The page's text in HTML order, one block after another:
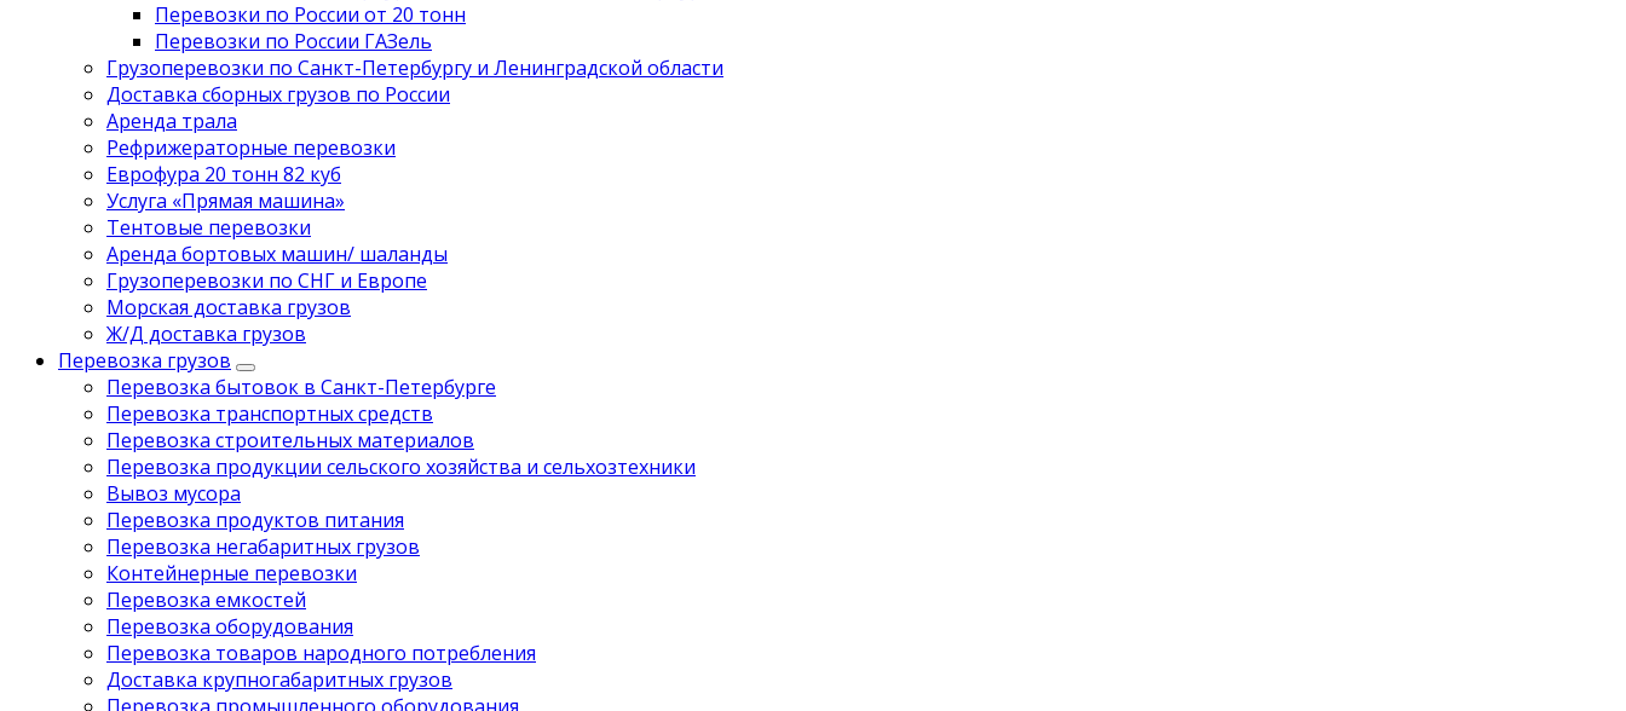
Перевозки по России от 20 тонн
Перевозки по России ГАЗель
Грузоперевозки по Санкт-Петербургу и Ленинградской области
Доставка сборных грузов по России
Аренда трала
Рефрижераторные перевозки
Еврофура 20 тонн 82 куб
Услуга «Прямая машина»
Тентовые перевозки
Аренда бортовых машин/ шаланды
Грузоперевозки по СНГ и Европе
Морская доставка грузов
Ж/Д доставка грузов
Перевозка грузов
Перевозка бытовок в Санкт-Петербурге
Перевозка транспортных средств
Перевозка строительных материалов
Перевозка продукции сельского хозяйства и сельхозтехники
Вывоз мусора
Перевозка продуктов питания
Перевозка негабаритных грузов
Контейнерные перевозки
Перевозка емкостей
Перевозка оборудования
Перевозка товаров народного потребления
Доставка крупногабаритных грузов